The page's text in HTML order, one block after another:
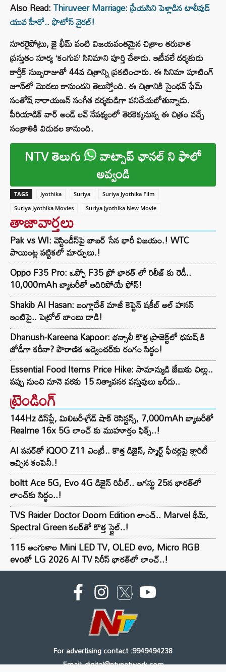
Also Read:Thiruveer Marriage: ప్రేయసిని పెళ్లాడిన టాలీవుడ్‌
యువ హీరో.. ఫొటోస్ వైరల్!
సూరరైపోట్రు, జై భీమ్‌ వంటి విజయవంతమైన చిత్రాల తరువాత
ప్రస్తుతం సూర్య‌ ‘కంగువ’ సినిమాని పూర్తి చేశాడు. ఇటీవలే దర్శకుడు
కార్తీక్‌ సుబ్బరాజుతో 44వ చిత్రాన్ని ప్రకటించారు. ఈ సినిమా షూటింగ్
జూన్‌లో మొదలు కానుందని తెలుస్తోంది. ఈ చిత్రానికి సైంధవ్‌ ఫేమ్‌
సంతోష్‌ నారాయణన్‌ సంగీత దర్శకుడిగా పనిచేయబోతున్నాడు.
పీరియాడిక్‌ వార్‌ అండ్‌ లవ్‌ నేపథ్యంలో తెరకెక్కనున్న ఈ చిత్రం వచ్చే
సంక్రాతికి విడుదల కానుంది.
NTV తెలుగు వాట్సాప్ ఛానల్ ని ఫాలో
అవ్వండి
TAGS Jyothika Suriya
Suriya Jyothika Film
Suriya Jyothika Movies
Suriya Jyothika New Movie
తాజావార్తలు
Pak vs WI: వెస్టిండీస్‌పై బాబర్ సేన భారీ విజయం.! WTC
పాయింట్ల పట్టికలో మార్పులు.!
Oppo F35 Pro: ఒప్పో F35 ప్రో భారత్ లో రిలీజ్ కు రెడీ..
10,000mAh బ్యాటరీతో అదిరిపోయే ఫోన్!
Shakib Al Hasan: బంగ్లాదేశ్ మాజీ కెప్టెన్ షకీబ్ అల్ హసన్
ఇంటిపై.. పెట్రోల్ బాంబు దాడి!
Dhanush-Kareena Kapoor: భన్సాలీ కొత్త ప్రాజెక్ట్‌లో ధనుష్ కి
జోడీగా కరీనా? పౌరాణిక అడ్వెంచర్‌కు రంగం సిద్ధం!
Essential Food Items Price Hike: సామాన్యుడి జేబుకు చిల్లు..
పప్పు నుంచి నూనె వరకు 15 నిత్యావసర వస్తువులు ఖరీదు..
ట్రెండింగ్‌
144Hz డిస్‌ప్లే, మిలిటరీ-గ్రేడ్ షాక్ రెసిస్టన్స్, 7,000mAh బ్యాటరీతో
Realme 16x 5G లాంచ్ కు ముహూర్తం ఫిక్స్..!
AI పవర్‌తో iQOO Z11 ఎంట్రీ.. కొత్త డిజైన్, స్మార్ట్ ఫీచర్లపై క్లారిటీ
ఇచ్చిన కంపెనీ.!
boltt Ace 5G, Evo 4G డిజైన్ రివీల్.. ఆగస్టు 25న భారత్‌లో
లాంచ్‌కు సిద్ధం..!
TVS Raider Doctor Doom Edition లాంచ్.. Marvel థీమ్,
Spectral Green కలర్‌తో కొత్త స్టైల్..!
115 అంగుళాల Mini LED TV, OLED evo, Micro RGB
evoతో LG 2026 AI TV సిరీస్ భారత్‌లో లాంచ్..!
For advertising contact :9949494238
Email: digital@ntvnetwork.com